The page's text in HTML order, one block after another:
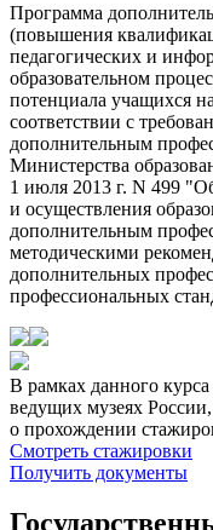
Программа
(повышения
педагогических и
образовательном
потенциала учащихся
соответствии с
дополнительным
Министерства
1 июля 2013 г. N 499
и осуществления
дополнительным
методическими
дополнительных
профессиональных
В рамках данного
ведущих музеях
о прохождении
Смотреть стажировки
Получить документы